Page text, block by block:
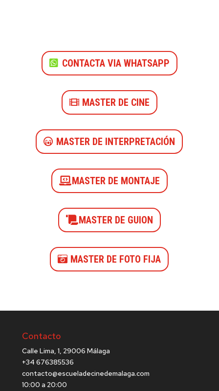
CONTACTA VIA WHATSAPP
MASTER DE CINE
MASTER DE INTERPRETACIÓN
MASTER DE MONTAJE
MASTER DE GUION
MASTER DE FOTO FIJA
Contacto
Calle Lima, 1, 29006 Málaga
+34 676385536
contacto@escueladecinedemalaga.com
10:00 a 20:00